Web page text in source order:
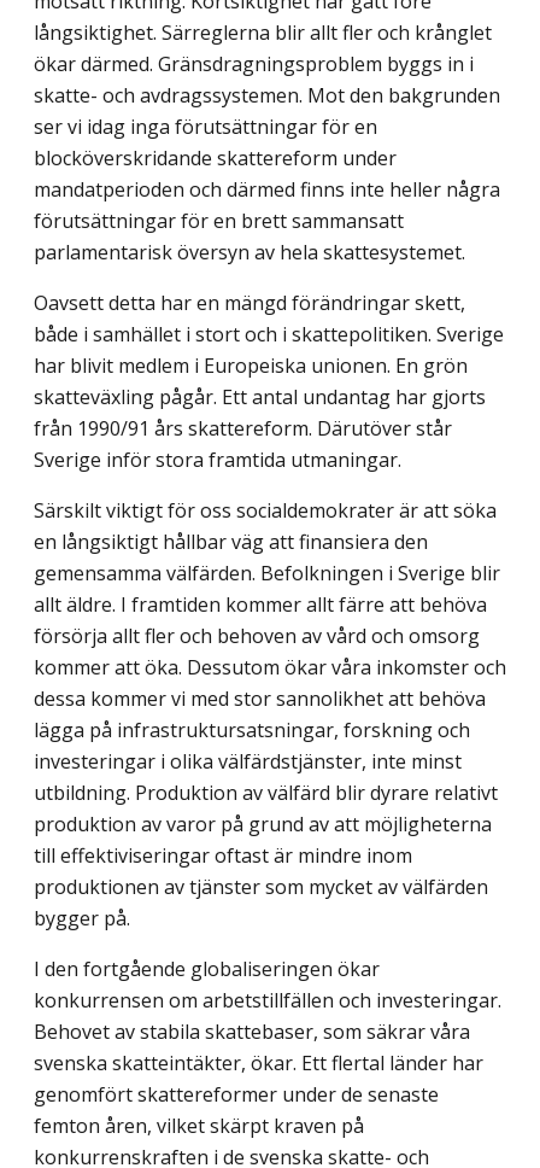
långsiktighet. Särreglerna blir allt fler och krånglet
ökar därmed. Gränsdragningsproblem byggs in i
skatte- och avdragssystemen. Mot den bakgrunden
ser vi idag inga förutsättningar för en
blocköverskridande skattereform under
mandatperioden och därmed finns inte heller några
förutsättningar för en brett sammansatt
parlamentarisk översyn av hela skattesystemet.
Oavsett detta har en mängd förändringar skett,
både i samhället i stort och i skattepolitiken. Sverige
har blivit medlem i Europeiska unionen. En grön
skatteväxling pågår. Ett antal undantag har gjorts
från 1990/91 års skattereform. Därutöver står
Sverige inför stora framtida utmaningar.
Särskilt viktigt för oss socialdemokrater är att söka
en långsiktigt hållbar väg att finansiera den
gemensamma välfärden. Befolkningen i Sverige blir
allt äldre. I framtiden kommer allt färre att behöva
försörja allt fler och behoven av vård och omsorg
kommer att öka. Dessutom ökar våra inkomster och
dessa kommer vi med stor sannolikhet att behöva
lägga på infrastruktursatsningar, forskning och
investeringar i olika välfärdstjänster, inte minst
utbildning. Produktion av välfärd blir dyrare relativt
produktion av varor på grund av att möjligheterna
till effektiviseringar oftast är mindre inom
produktionen av tjänster som mycket av välfärden
bygger på.
I den fortgående globaliseringen ökar
konkurrensen om arbetstillfällen och investeringar.
Behovet av stabila skattebaser, som säkrar våra
svenska skatteintäkter, ökar. Ett flertal länder har
genomfört skattereformer under de senaste
femton åren, vilket skärpt kraven på
konkurrenskraften i de svenska skatte- och